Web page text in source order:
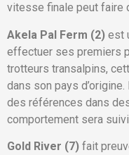
vitesse finale peut faire
Akela Pal Ferm (2) est
effectuer ses premiers
trotteurs transalpins,
dans son pays
des références dans
comportement sera
Gold River (7) fait